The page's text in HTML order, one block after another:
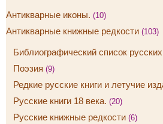
Антикварные иконы. (10)
Антикварные книжные редкости (103)
Библиографический список русских
Поэзия (9)
Редкие русские книги и летучие
Русские книги 18 века. (20)
Русские книжные редкости (6)